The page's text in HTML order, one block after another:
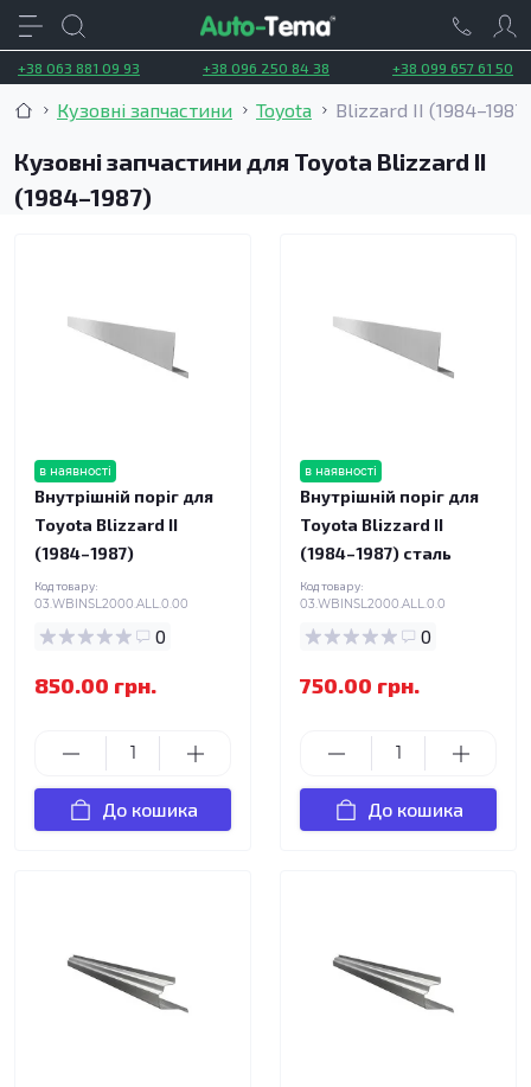
+38 063 881 09 93 +38 096 250 84 38 +38 099 657 61 50
Кузовні запчастини Toyota Blizzard II (1984–1987)
Кузовні запчастини для Toyota Blizzard II
(1984–1987)
в наявності
Внутрішній поріг для
Toyota Blizzard II
(1984–1987)
Код товару:
03.WBINSL2000.ALL.0.00
0
850.00 грн.
До кошика
в наявності
Внутрішній поріг для
Toyota Blizzard II
(1984–1987) сталь
Код товару:
03.WBINSL2000.ALL.0.0
0
750.00 грн.
До кошика